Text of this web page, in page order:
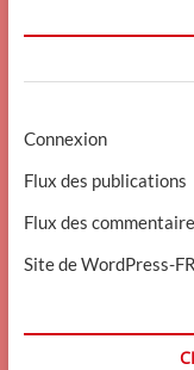
Connexion
Flux des publications
Flux des
Site de WordPress-FR